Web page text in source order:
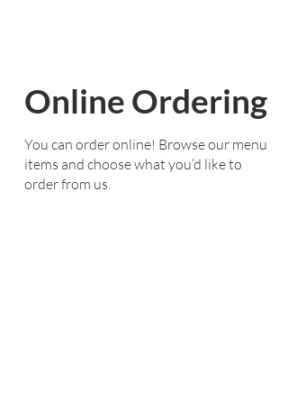
Online Ordering
You can order online! Browse our menu
items and choose what you’d like to
order from us.